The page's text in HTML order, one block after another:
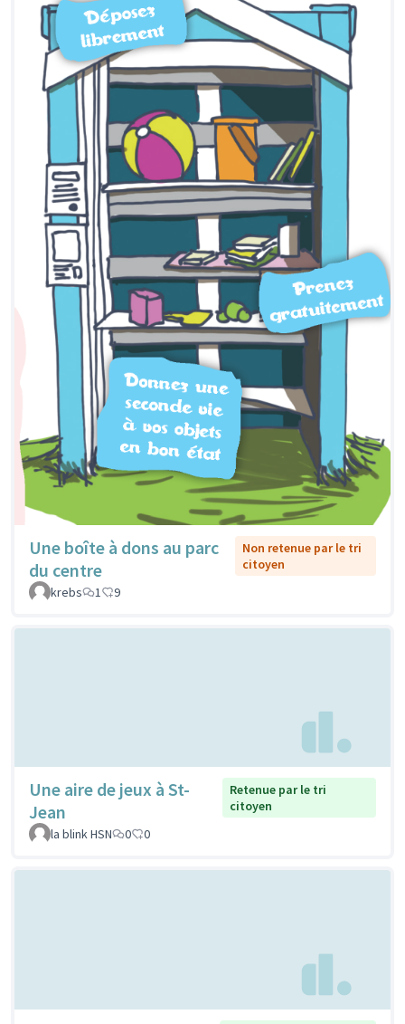
Une boîte à dons au parc
du centre
Non retenue par le tri
citoyen
krebs
1 9
Une aire de jeux à St-
Jean
Retenue par le tri
citoyen
la blink HSN
0 0